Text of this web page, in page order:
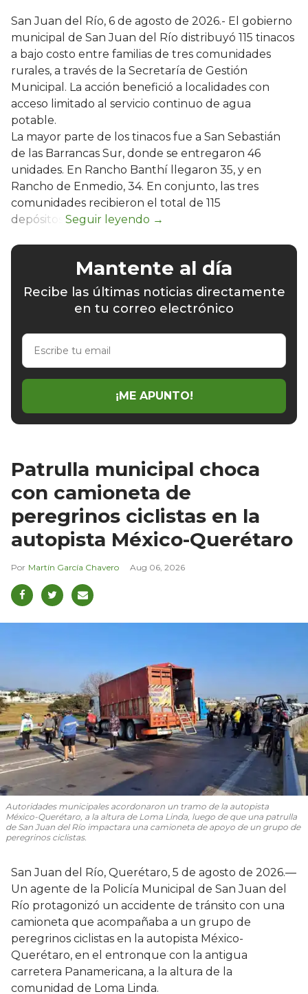
San Juan del Río, 6 de agosto de 2026.- El gobierno
municipal de San Juan del Río distribuyó 115 tinacos
a bajo costo entre familias de tres comunidades
rurales, a través de la Secretaría de Gestión
Municipal. La acción benefició a localidades con
acceso limitado al servicio continuo de agua
potable.
La mayor parte de los tinacos fue a San Sebastián
de las Barrancas Sur, donde se entregaron 46
unidades. En Rancho Banthí llegaron 35, y en
Rancho de Enmedio, 34. En conjunto, las tres
comunidades recibieron el total de 115
depósitos.
Mantente al día
Recibe las últimas noticias directamente
en tu correo electrónico
Escribe
email
¡ME APUNTO!
Patrulla municipal choca
con camioneta de
peregrinos ciclistas en la
autopista México-Querétaro
Martín García Chavero Aug 06, 2026
Autoridades municipales acordonaron un tramo de la autopista
México-Querétaro, a la altura de Loma Linda, luego de que una patrulla
de San Juan del Río impactara una camioneta de apoyo de un grupo de
peregrinos ciclistas.
San Juan del Río, Querétaro, 5 de agosto de 2026.—
Un agente de la Policía Municipal de San Juan del
Río protagonizó un accidente de tránsito con una
camioneta que acompañaba a un grupo de
peregrinos ciclistas en la autopista México-
Querétaro, en el entronque con la antigua
carretera Panamericana, a la altura de la
comunidad de Loma Linda.